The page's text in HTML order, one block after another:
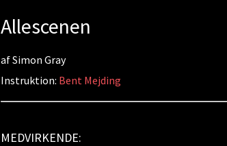
Allescenen
af Simon Gray
Instruktion: Bent Mejding
MEDVIRKENDE: